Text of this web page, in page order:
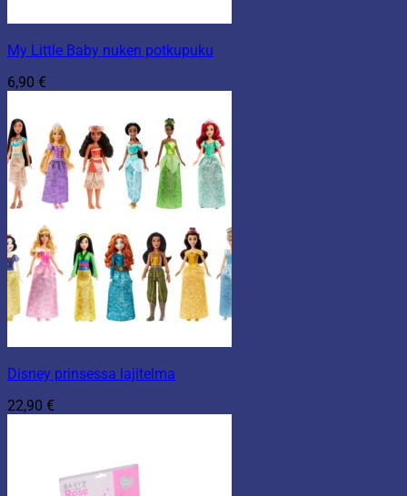
My Little Baby nuken potkupuku
6,90 €
Disney prinsessa lajitelma
22,90 €